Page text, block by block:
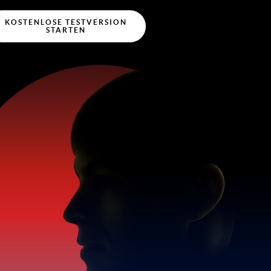
KOSTENLOSE TESTVERSION
STARTEN